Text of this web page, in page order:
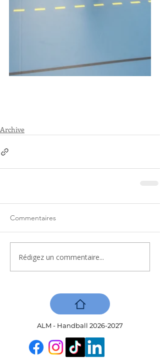
Archive
Commentaires
Rédigez un commentaire...
ALM - Handball 2026-2027